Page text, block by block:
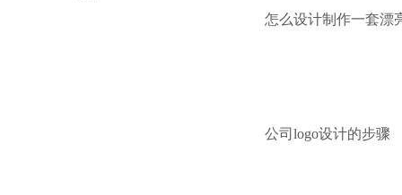
怎么设计制作一套漂
公司logo设计的步骤